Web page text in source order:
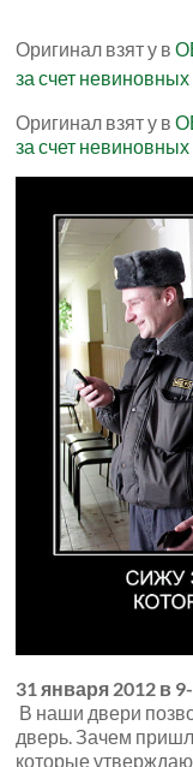
Оригинал взят у в
за счет невиновных
Оригинал взят у в
за счет невиновных
31 января 2012 в
В наши двери
дверь. Зачем
которые